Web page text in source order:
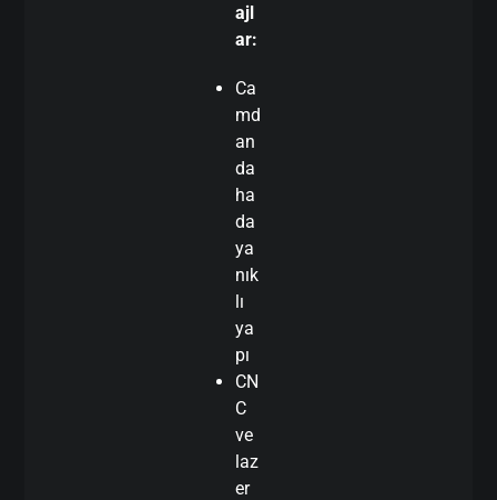
ajl
ar:
Ca
md
an
da
ha
da
ya
nık
lı
ya
pı
CN
C
ve
laz
er